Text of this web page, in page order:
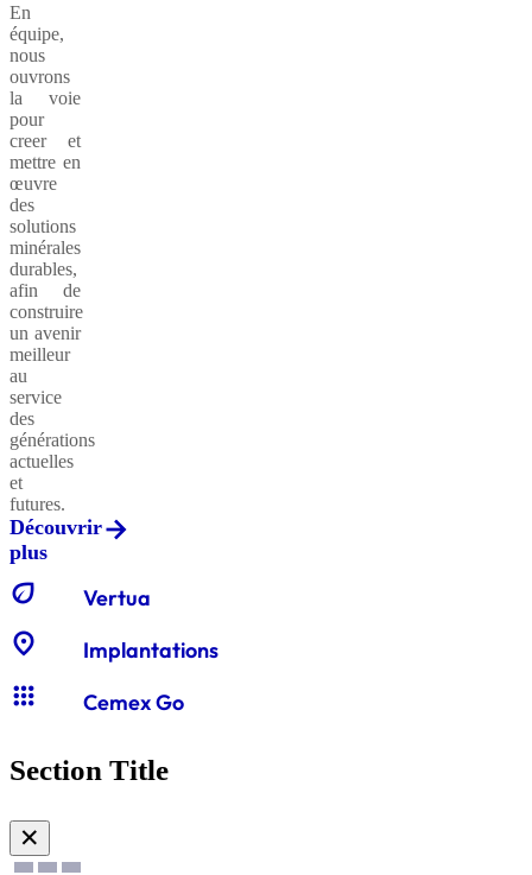
En
équipe,
nous
ouvrons
la voie
pour
creer et
mettre en
œuvre
des
solutions
minérales
durables,
afin de
construire
un avenir
meilleur
au
service
des
générations
actuelles
et
futures.
Découvrir
plus
eco Vertua
location_on Implantations
apps Cemex Go
Section Title
✕